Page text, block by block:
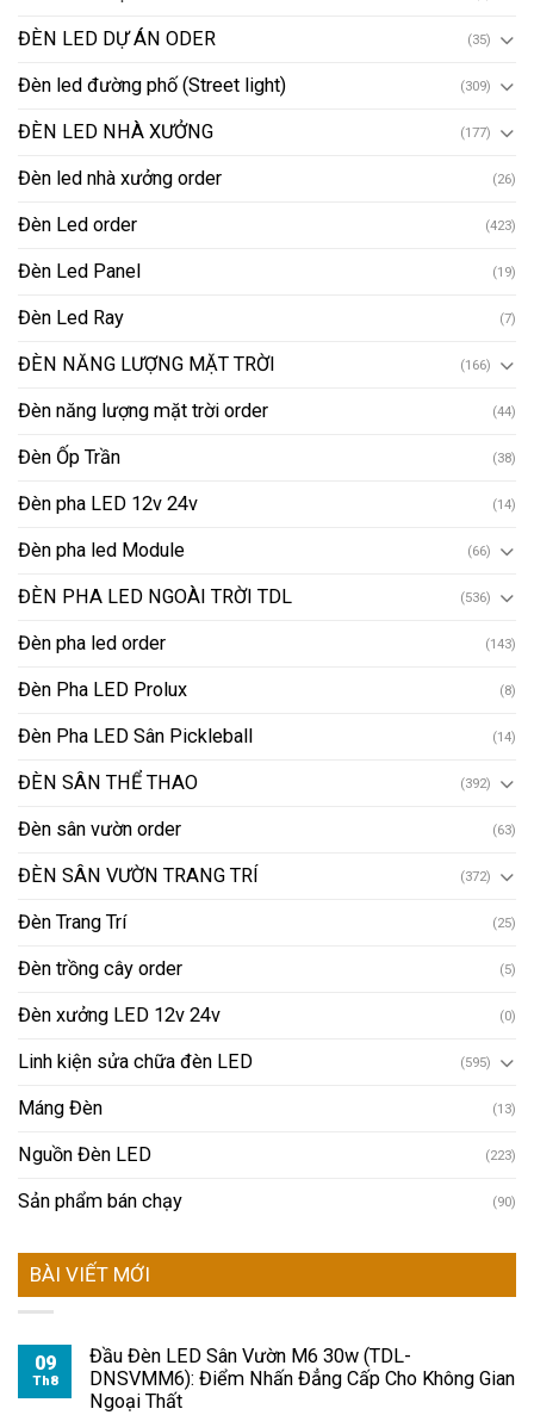
ĐÈN LED DỰ ÁN ODER (35)
Đèn led đường phố (Street light) (309)
ĐÈN LED NHÀ XƯỞNG (177)
Đèn led nhà xưởng order (26)
Đèn Led order (423)
Đèn Led Panel (19)
Đèn Led Ray (7)
ĐÈN NĂNG LƯỢNG MẶT TRỜI (166)
Đèn năng lượng mặt trời order (44)
Đèn Ốp Trần (38)
Đèn pha LED 12v 24v (14)
Đèn pha led Module (66)
ĐÈN PHA LED NGOÀI TRỜI TDL (536)
Đèn pha led order (143)
Đèn Pha LED Prolux (8)
Đèn Pha LED Sân Pickleball (14)
ĐÈN SÂN THỂ THAO (392)
Đèn sân vườn order (63)
ĐÈN SÂN VƯỜN TRANG TRÍ (372)
Đèn Trang Trí (25)
Đèn trồng cây order (5)
Đèn xưởng LED 12v 24v (0)
Linh kiện sửa chữa đèn LED (595)
Máng Đèn (13)
Nguồn Đèn LED (223)
Sản phẩm bán chạy (90)
BÀI VIẾT MỚI
09
Th8
Đầu Đèn LED Sân Vườn M6 30w (TDL-
DNSVMM6): Điểm Nhấn Đẳng Cấp Cho Không Gian
Ngoại Thất